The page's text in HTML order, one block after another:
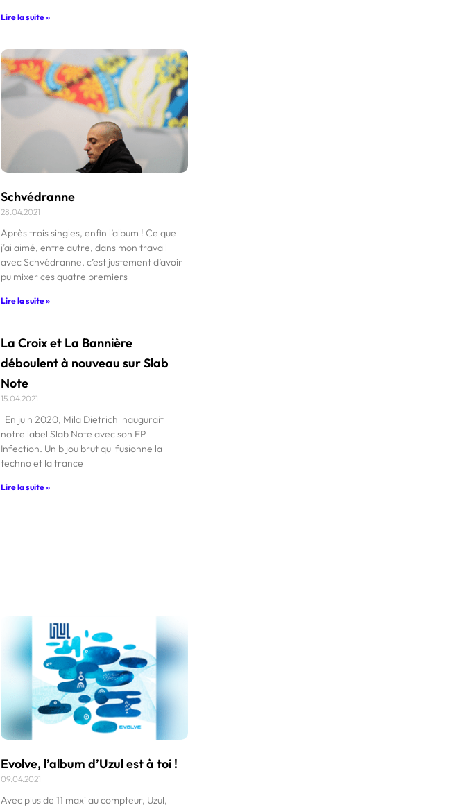
Lire la suite »
Schvédranne
28.04.2021
Après trois singles, enfin l’album ! Ce que
j’ai aimé, entre autre, dans mon travail
avec Schvédranne, c’est justement d’avoir
pu mixer ces quatre premiers
Lire la suite »
La Croix et La Bannière
déboulent à nouveau sur Slab
Note
15.04.2021
En juin 2020, Mila Dietrich inaugurait
notre label Slab Note avec son EP
Infection. Un bijou brut qui fusionne la
techno et la trance
Lire la suite »
Evolve, l’album d’Uzul est à toi !
09.04.2021
Avec plus de 11 maxi au compteur, Uzul,